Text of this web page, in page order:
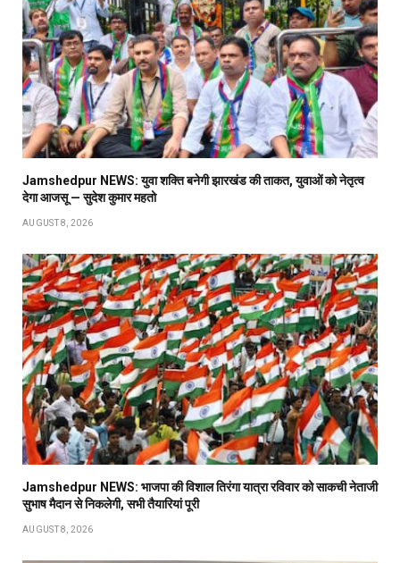
Jamshedpur NEWS: युवा शक्ति बनेगी झारखंड की ताकत, युवाओं को नेतृत्व
देगा आजसू — सुदेश कुमार महतो
AUGUST 8, 2026
Jamshedpur NEWS: भाजपा की विशाल तिरंगा यात्रा रविवार को साकची नेताजी
सुभाष मैदान से निकलेगी, सभी तैयारियां पूरी
AUGUST 8, 2026